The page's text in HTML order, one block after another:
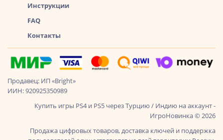
Инструкции
FAQ
Контакты
Продавец: ИП «Bright»
ИИН: 920925350989
Купить игры PS4 и PS5 через Турцию / Индию на аккаунт -
ИгроНовинка © 2026
Продажа цифровых товаров, доставка ключей и поддержка